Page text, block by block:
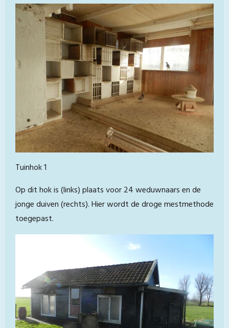
Tuinhok 1
Op dit hok is (links) plaats voor 24 weduwnaars en de
jonge duiven (rechts). Hier wordt de droge mestmethode
toegepast.